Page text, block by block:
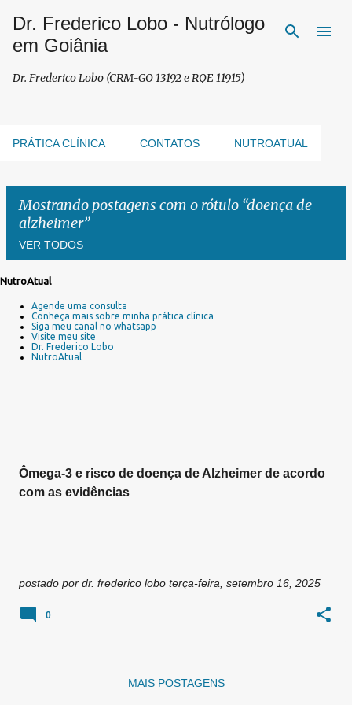
Pular para o conteúdo principal
Dr. Frederico Lobo - Nutrólogo
em Goiânia
Dr. Frederico Lobo (CRM-GO 13192 e RQE 11915)
PRÁTICA CLÍNICA CONTATOS NUTROATUAL
Mostrando postagens com o rótulo doença de
alzheimer
VER TODOS
NutroAtual
Agende uma consulta
Conheça mais sobre minha prática clínica
Siga meu canal no whatsapp
Visite meu site
Dr. Frederico Lobo
NutroAtual
Ômega-3 e risco de doença de Alzheimer de acordo
com as evidências
postado por dr. frederico lobo terça-feira, setembro 16, 2025
0
MAIS POSTAGENS